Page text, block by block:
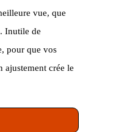
vue, que
Inutile de
pour que vos
ajustement crée le